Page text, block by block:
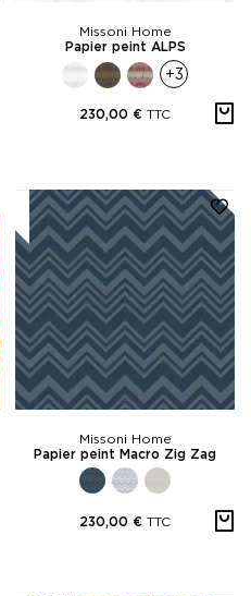
Missoni Home
Papier peint ALPS
+3
230,00 € TTC
Missoni Home
Papier peint Macro Zig Zag
230,00 € TTC